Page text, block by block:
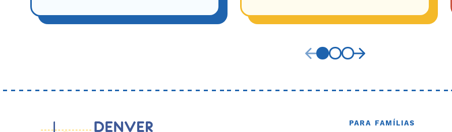
PARA FAMÍLIAS